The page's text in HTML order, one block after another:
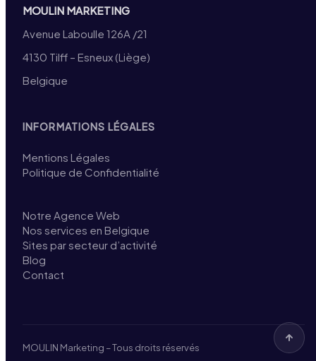
MOULIN MARKETING
Avenue Laboulle 126A /21
4130 Tilff – Esneux (Liège)
Belgique
INFORMATIONS LÉGALES
Mentions Légales
Politique de Confidentialité
Notre Agence Web
Nos services en Belgique
Sites par secteur d’activité
Blog
Contact
MOULIN Marketing – Tous droits réservés